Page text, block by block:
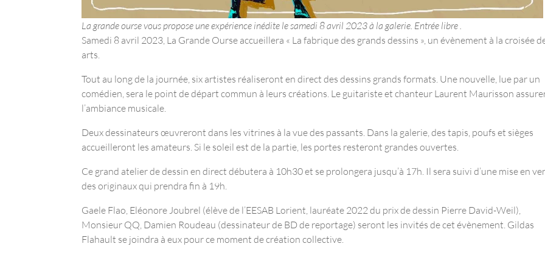
La grande ourse vous propose une expérience inédite le samedi 8 avril 2023 à la galerie. Entrée libre .
Samedi 8 avril 2023, La Grande Ourse accueillera « La fabrique des grands dessins », un évènement à la croisée
arts.
Tout au long de la journée, six artistes réaliseront en direct des dessins grands formats. Une nouvelle, lue par un
comédien, sera le point de départ commun à leurs créations. Le guitariste et chanteur Laurent Maurisson
l’ambiance musicale.
Deux dessinateurs œuvreront dans les vitrines à la vue des passants. Dans la galerie, des tapis, poufs et sièges
accueilleront les amateurs. Si le soleil est de la partie, les portes resteront grandes ouvertes.
Ce grand atelier de dessin en direct débutera à 10h30 et se prolongera jusqu’à 17h. Il sera suivi d’une mise en
des originaux qui prendra fin à 19h.
Gaele Flao, Eléonore Joubrel (élève de l’EESAB Lorient, lauréate 2022 du prix de dessin Pierre David-Weil),
Monsieur QQ, Damien Roudeau (dessinateur de BD de reportage) seront les invités de cet évènement. Gildas
Flahault se joindra à eux pour ce moment de création collective.